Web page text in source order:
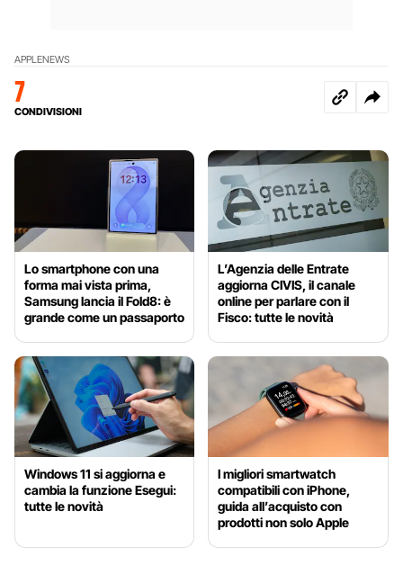
APPLENEWS
7
CONDIVISIONI
Lo smartphone con una
forma mai vista prima,
Samsung lancia il Fold8: è
grande come un passaporto
L’Agenzia delle Entrate
aggiorna CIVIS, il canale
online per parlare con il
Fisco: tutte le novità
Windows 11 si aggiorna e
cambia la funzione Esegui:
tutte le novità
I migliori smartwatch
compatibili con iPhone,
guida all’acquisto con
prodotti non solo Apple